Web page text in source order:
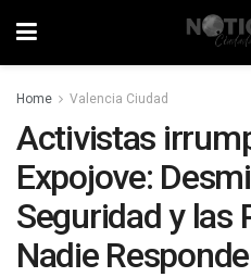
Home Valencia Ciudad
Activistas
Expojove:
Seguridad y las
Nadie Responde